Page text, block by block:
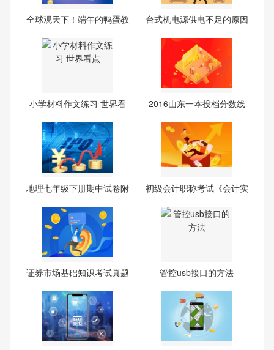
全球观天下！端午的鸭蛋教
台式机电源供电不足的原因
小学材料作文练习 世界看
2016山东一本投档分数线
地理七年级下册期中试卷附
初级会计职称考试《会计实
证券市场基础知识考试真题
管控usb接口的方法